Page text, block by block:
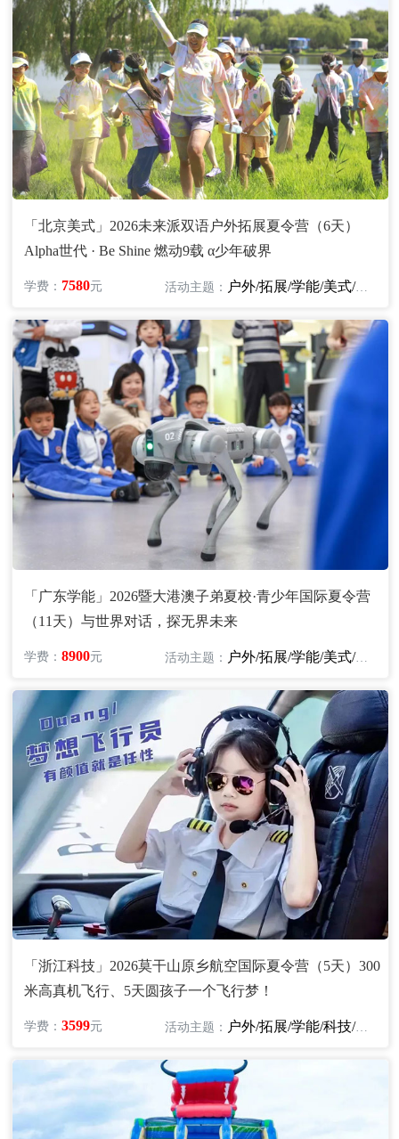
「北京美式」2026未来派双语户外拓展夏令营（6天）
Alpha世代 · Be Shine 燃动9载 α少年破界
学费： 7580元 活动主题： 户外/拓展/学能/美式/英语
「广东学能」2026暨大港澳子弟夏校·青少年国际夏令营
（11天）与世界对话，探无界未来
学费：8900元 活动主题： 户外/拓展/学能/美式/英语
「浙江科技」2026莫干山原乡航空国际夏令营（5天）300
米高真机飞行、5天圆孩子一个飞行梦！
学费：3599元 活动主题： 户外/拓展/学能/科技/航空